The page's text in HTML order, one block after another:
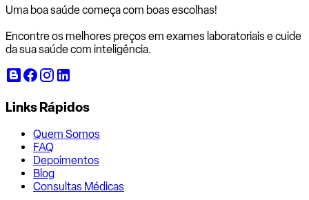
Uma boa saúde começa com boas escolhas!
Encontre os melhores preços em exames laboratoriais e cuide
da sua saúde com inteligência.
Links Rápidos
Quem Somos
FAQ
Depoimentos
Blog
Consultas Médicas